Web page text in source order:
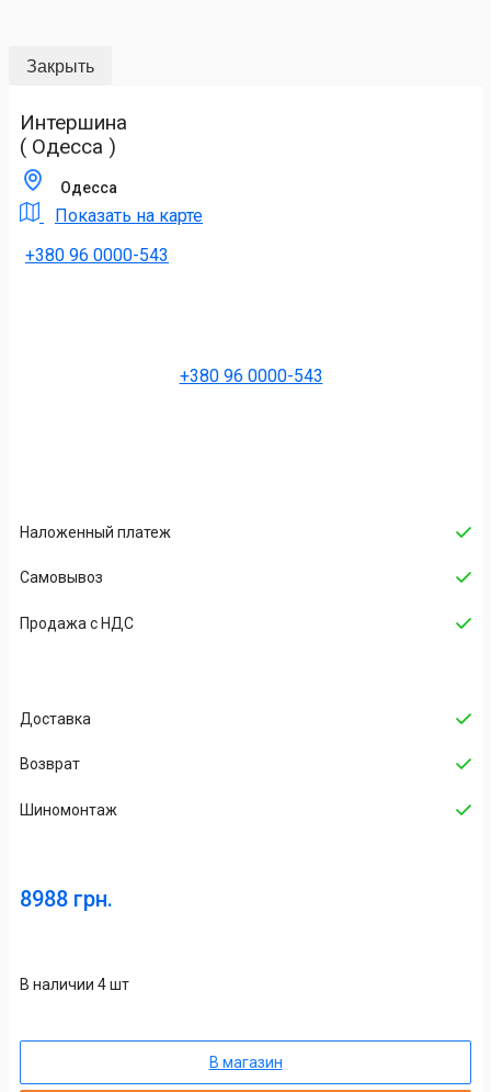
Закрыть
Интершина
( Одесса )
Одесса
Показать на карте
+380 96 0000-543
+380 96 0000-543
Наложенный платеж
Cамовывоз
Продажа с НДС
Доставка
Возврат
Шиномонтаж
8988 грн.
В наличии 4 шт
В магазин